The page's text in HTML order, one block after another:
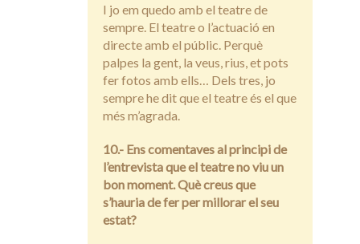
I jo em quedo amb el teatre de
sempre. El teatre o l’actuació en
directe amb el públic. Perquè
palpes la gent, la veus, rius, et pots
fer fotos amb ells… Dels tres, jo
sempre he dit que el teatre és el que
més m’agrada.
10.- Ens comentaves al principi de
l’entrevista que el teatre no viu un
bon moment. Què creus que
s’hauria de fer per millorar el seu
estat?